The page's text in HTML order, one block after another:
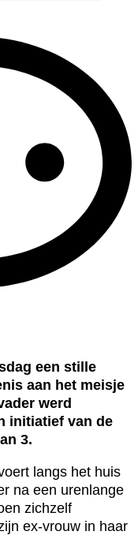
een stille
aan het meisje
werd
initiatief van de
3.
langs het huis
na een urenlange
zichzelf
ex-vrouw in haar